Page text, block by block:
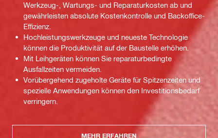
Werkzeug-, Wartungs- und Reparaturkosten ab und
gewährleisten absolute Kostenkontrolle und Backoffice-
Effizienz.
Hochleistungswerkzeuge und neueste Technologie
können die Produktivität auf der Baustelle erhöhen.
Mit Leihgeräten können Sie reparaturbedingte
Ausfallzeiten vermeiden.
Vorübergehend zugeholte Geräte für Spitzenzeiten und
spezielle Anwendungen können den Investitionsbedarf
verringern.
MEHR ERFAHREN